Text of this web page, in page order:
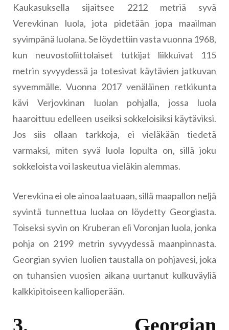
Kaukasuksella sijaitsee 2212 metriä syvä
Verevkinan luola, jota pidetään jopa maailman
syvimpänä luolana. Se löydettiin vasta vuonna 1968,
kun neuvostoliittolaiset tutkijat liikkuivat 115
metrin syvyydessä ja totesivat käytävien jatkuvan
syvemmälle. Vuonna 2017 venäläinen retkikunta
kävi Verjovkinan luolan pohjalla, jossa luola
haaroittuu edelleen useiksi sokkeloisiksi käytäviksi.
Jos siis ollaan tarkkoja, ei vieläkään tiedetä
varmaksi, miten syvä luola lopulta on, sillä joku
sokkeloista voi laskeutua vieläkin alemmas.
Verevkina ei ole ainoa laatuaan, sillä maapallon neljä
syvintä tunnettua luolaa on löydetty Georgiasta.
Toiseksi syvin on Kruberan eli Voronjan luola, jonka
pohja on 2199 metrin syvyydessä maanpinnasta.
Georgian syvien luolien taustalla on pohjavesi, joka
on tuhansien vuosien aikana uurtanut kulkuväyliä
kalkkipitoiseen kallioperään.
3. Georgian